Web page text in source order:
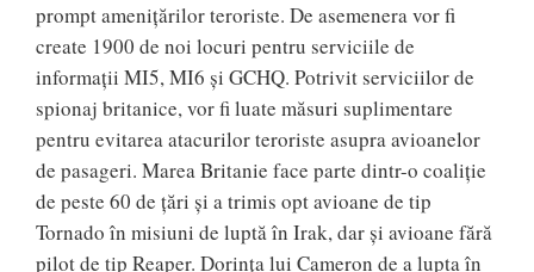
prompt amenițărilor teroriste. De asemenera vor fi
create 1900 de noi locuri pentru serviciile de
informații MI5, MI6 și GCHQ. Potrivit serviciilor de
spionaj britanice, vor fi luate măsuri suplimentare
pentru evitarea atacurilor teroriste asupra avioanelor
de pasageri. Marea Britanie face parte dintr-o coaliţie
de peste 60 de ţări şi a trimis opt avioane de tip
Tornado în misiuni de luptă în Irak, dar şi avioane fără
pilot de tip Reaper. Dorinţa lui Cameron de a lupta în